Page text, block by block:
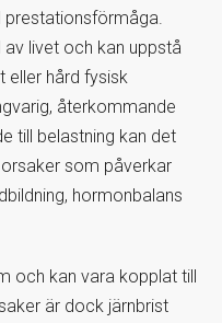
livet och kan uppstå
eller hård fysisk
återkommande
till belastning kan det
som påverkar
hormonbalans
och kan vara kopplat till
är dock järnbrist